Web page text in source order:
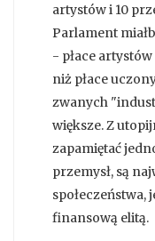
artystów i 10
Parlament
- płace
niż płace
zwanych
większe. Z
zapamiętać
przemysł, są
społeczeństwa,
finansową elitą.